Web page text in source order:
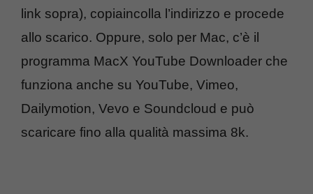
link sopra), copiaincolla l’indirizzo e procede
allo scarico. Oppure, solo per Mac, c’è il
programma MacX YouTube Downloader che
funziona anche su YouTube, Vimeo,
Dailymotion, Vevo e Soundcloud e può
scaricare fino alla qualità massima 8k.